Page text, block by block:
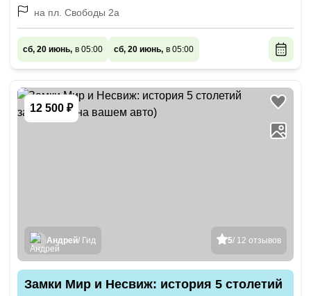
на пл. Свободы 2а
сб, 20 июнь, в 05:00 сб, 20 июнь, в 05:00
12 500 ₽
5/ 12 отзывов
Андрей/ Гид
Замки Мир и Несвиж: история 5 столетий